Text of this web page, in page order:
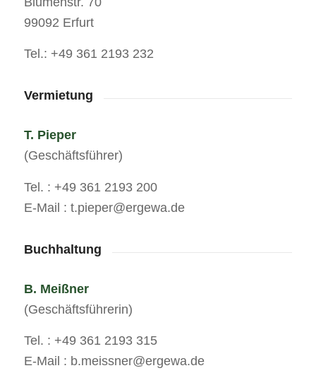
99092 Erfurt
Tel.: +49 361 2193 232
Vermietung
T. Pieper
(Geschäftsführer)
Tel. : +49 361 2193 200
E-Mail : t.pieper@ergewa.de
Buchhaltung
B. Meißner
(Geschäftsführerin)
Tel. : +49 361 2193 315
E-Mail : b.meissner@ergewa.de